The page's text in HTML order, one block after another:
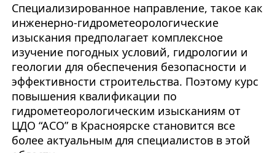
Специализированное направление, такое как
инженерно-гидрометеорологические
изыскания предполагает комплексное
изучение погодных условий, гидрологии и
геологии для обеспечения безопасности и
эффективности строительства. Поэтому курс
повышения квалификации по
гидрометеорологическим изысканиям от
ЦДО “АСО” в Красноярске становится все
более актуальным для специалистов в этой